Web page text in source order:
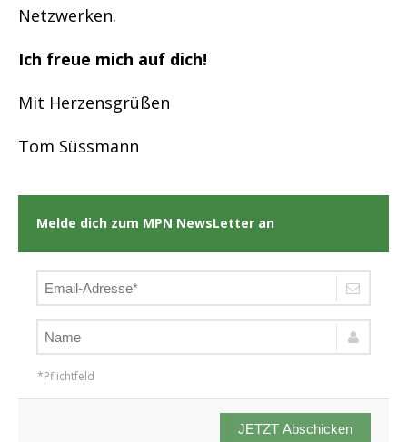
Netzwerken.
Ich freue mich auf dich!
Mit Herzensgrüßen
Tom Süssmann
Melde dich zum MPN NewsLetter an
*Pflichtfeld
JETZT Abschicken